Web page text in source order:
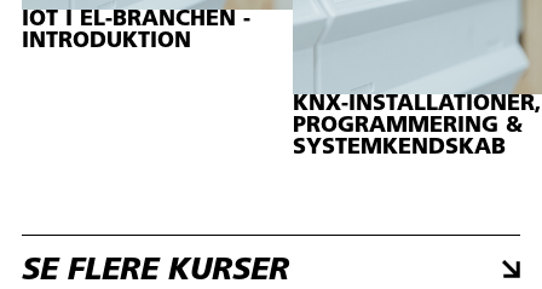
IOT I EL-BRANCHEN -
INTRODUKTION
KNX-INSTALLATIONER,
PROGRAMMERING &
SYSTEMKENDSKAB
SE FLERE KURSER